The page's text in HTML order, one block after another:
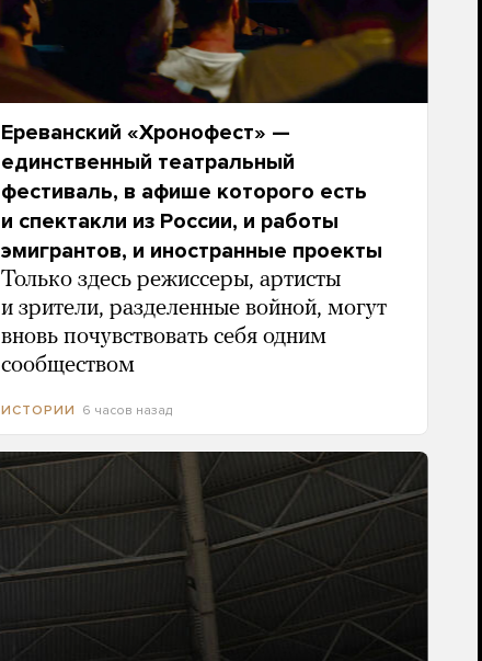
Ереванский «Хронофест» —
единственный театральный
фестиваль, в афише которого есть
и спектакли из России, и работы
эмигрантов, и иностранные проекты
Только здесь режиссеры, артисты
и зрители, разделенные войной, могут
вновь почувствовать себя одним
сообществом
ИСТОРИИ 6 часов назад